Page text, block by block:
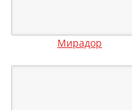
Мирадор